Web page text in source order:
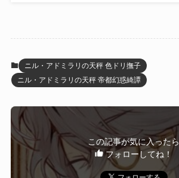
ニル・アドミラリの天秤 色ドリ撫子
ニル・アドミラリの天秤 帝都幻惑綺譚
この記事が気に入ったら
フォローしてね！